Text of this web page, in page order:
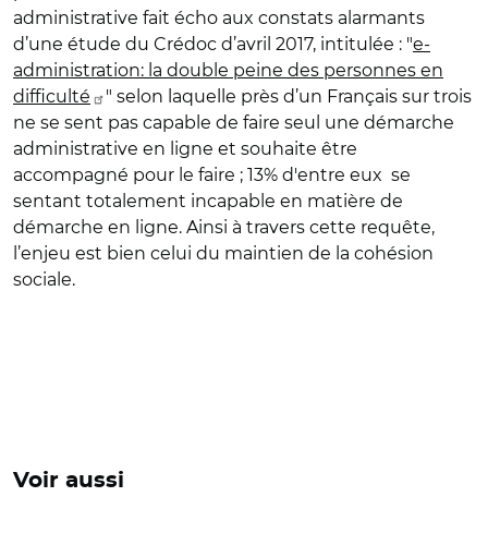
administrative fait écho aux constats alarmants
d’une étude du Crédoc d’avril 2017, intitulée : "e-
administration: la double peine des personnes en
difficulté
" selon laquelle près d’un Français sur trois
ne se sent pas capable de faire seul une démarche
administrative en ligne et souhaite être
accompagné pour le faire ; 13% d'entre eux se
sentant totalement incapable en matière de
démarche en ligne. Ainsi à travers cette requête,
l’enjeu est bien celui du maintien de la cohésion
sociale.
Voir aussi